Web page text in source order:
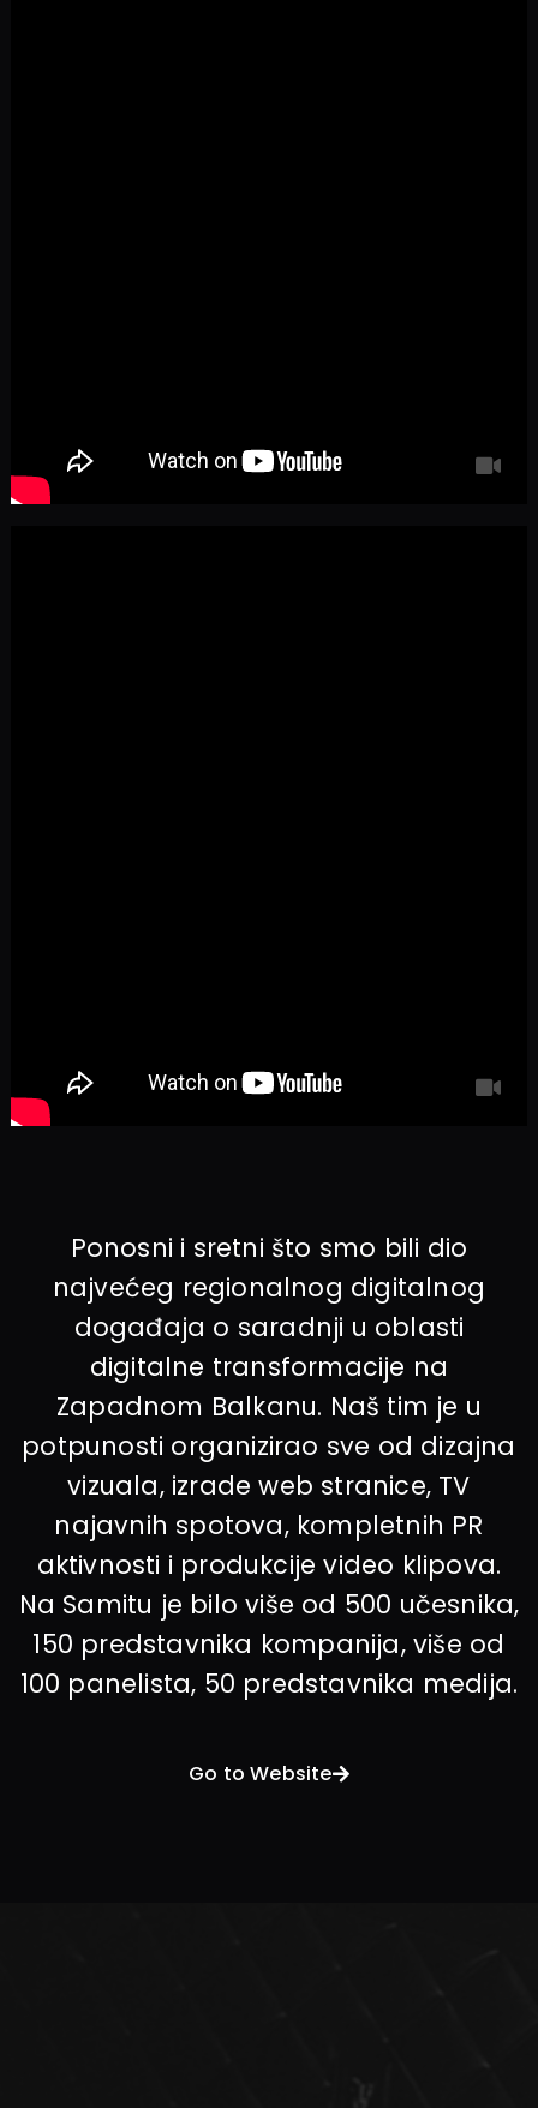
Ponosni i sretni što smo bili dio
najvećeg regionalnog digitalnog
događaja o saradnji u oblasti
digitalne transformacije na
Zapadnom Balkanu. Naš tim je u
potpunosti organizirao sve od dizajna
vizuala, izrade web stranice, TV
najavnih spotova, kompletnih PR
aktivnosti i produkcije video klipova.
Na Samitu je bilo više od 500 učesnika,
150 predstavnika kompanija, više od
100 panelista, 50 predstavnika medija.
Go to Website